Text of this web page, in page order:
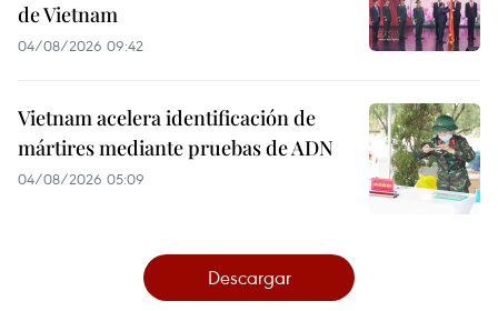
de Vietnam
04/08/2026 09:42
Vietnam acelera identificación de
mártires mediante pruebas de ADN
04/08/2026 05:09
Descargar